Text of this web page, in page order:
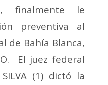
finalmente le
preventiva al
de Bahía Blanca,
El juez federal
SILVA (1) dictó la